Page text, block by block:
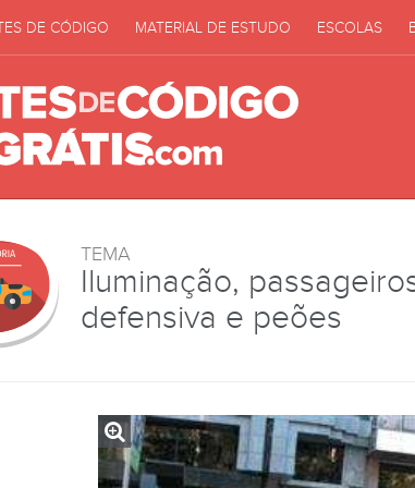
DE CÓDIGO MATERIAL DE ESTUDO ESCOLAS
TEMA
Iluminação,
defensiva e peões